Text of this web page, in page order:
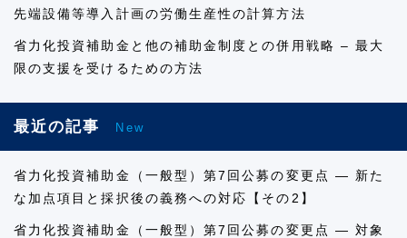
先端設備等導入計画の労働生産性の計算方法
省力化投資補助金と他の補助金制度との併用戦略 – 最大
限の支援を受けるための方法
最近の記事 New
省力化投資補助金（一般型）第7回公募の変更点 ― 新た
な加点項目と採択後の義務への対応【その2】
省力化投資補助金（一般型）第7回公募の変更点 ― 対象